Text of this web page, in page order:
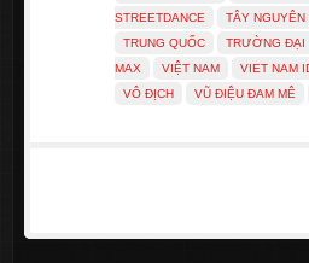
STREETDANCE
TÂY NGUYÊN
TRUNG QUỐC
TRƯỜNG ĐẠI
MAX
VIỆT NAM VIET NAM
VÔ ĐỊCH
VŨ ĐIỆU ĐAM MÊ